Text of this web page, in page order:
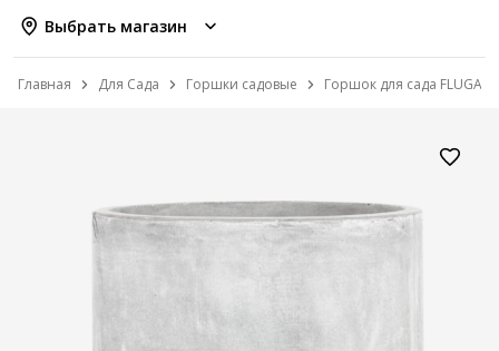
Выбрать магазин
Главная Для Сада Горшки садовые Горшок для сада FLUGA